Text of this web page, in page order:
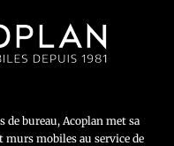
de bureau, Acoplan met sa
murs mobiles au service de